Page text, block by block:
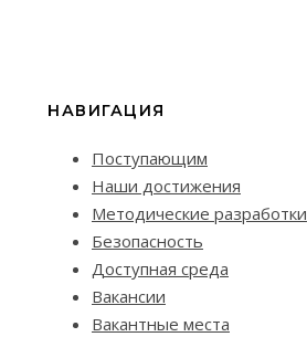
НАВИГАЦИЯ
Поступающим
Наши достижения
Методические разработки
Безопасность
Доступная среда
Вакансии
Вакантные места